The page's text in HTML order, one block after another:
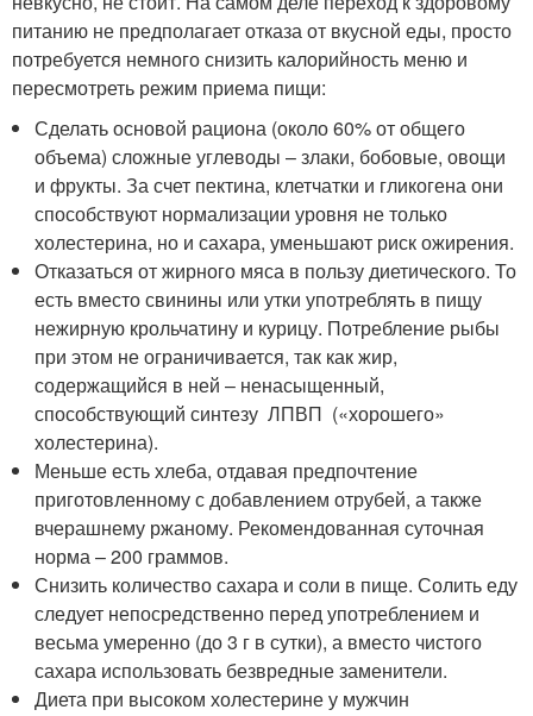
питанию не предполагает отказа от вкусной еды, просто
потребуется немного снизить калорийность меню и
пересмотреть режим приема пищи:
Сделать основой рациона (около 60% от общего
объема) сложные углеводы – злаки, бобовые, овощи
и фрукты. За счет пектина, клетчатки и гликогена они
способствуют нормализации уровня не только
холестерина, но и сахара, уменьшают риск ожирения.
Отказаться от жирного мяса в пользу диетического. То
есть вместо свинины или утки употреблять в пищу
нежирную крольчатину и курицу. Потребление рыбы
при этом не ограничивается, так как жир,
содержащийся в ней – ненасыщенный,
способствующий синтезу ЛПВП («хорошего»
холестерина).
Меньше есть хлеба, отдавая предпочтение
приготовленному с добавлением отрубей, а также
вчерашнему ржаному. Рекомендованная суточная
норма – 200 граммов.
Снизить количество сахара и соли в пище. Солить еду
следует непосредственно перед употреблением и
весьма умеренно (до 3 г в сутки), а вместо чистого
сахара использовать безвредные заменители.
Диета при высоком холестерине у мужчин